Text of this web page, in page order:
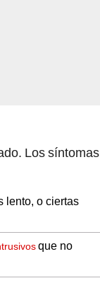
Los síntomas
lento, o ciertas
que no